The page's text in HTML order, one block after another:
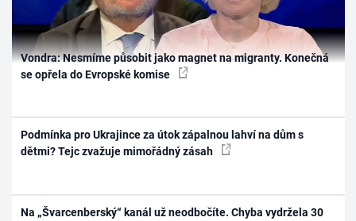
Vondra: Nesmíme působit jako magnet na migranty. Konečná
se opřela do Evropské komise
Podmínka pro Ukrajince za útok zápalnou lahví na dům s
dětmi? Tejc zvažuje mimořádný zásah
Na „Švarcenberský“ kanál už neodbočíte. Chyba vydržela 30